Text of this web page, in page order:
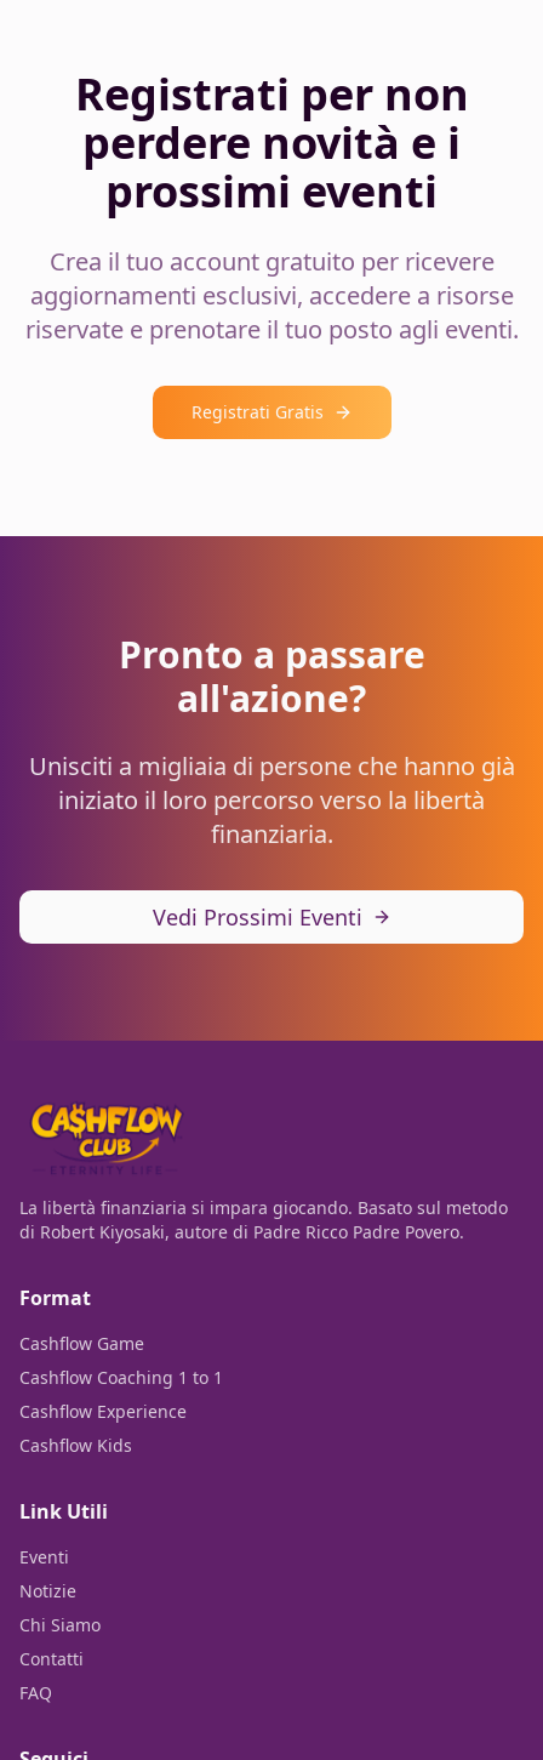
Registrati per non
perdere novità e i
prossimi eventi
Crea il tuo account gratuito per ricevere
aggiornamenti esclusivi, accedere a risorse
riservate e prenotare il tuo posto agli eventi.
Registrati Gratis
Pronto a passare
all'azione?
Unisciti a migliaia di persone che hanno già
iniziato il loro percorso verso la libertà
finanziaria.
Vedi Prossimi Eventi
La libertà finanziaria si impara giocando. Basato sul metodo
di Robert Kiyosaki, autore di Padre Ricco Padre Povero.
Format
Cashflow Game
Cashflow Coaching 1 to 1
Cashflow Experience
Cashflow Kids
Link Utili
Eventi
Notizie
Chi Siamo
Contatti
FAQ